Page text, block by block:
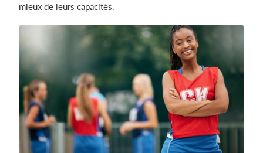
mieux de leurs capacités.